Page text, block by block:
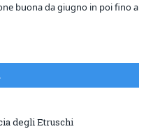
buona da giugno in poi fino a
degli Etruschi